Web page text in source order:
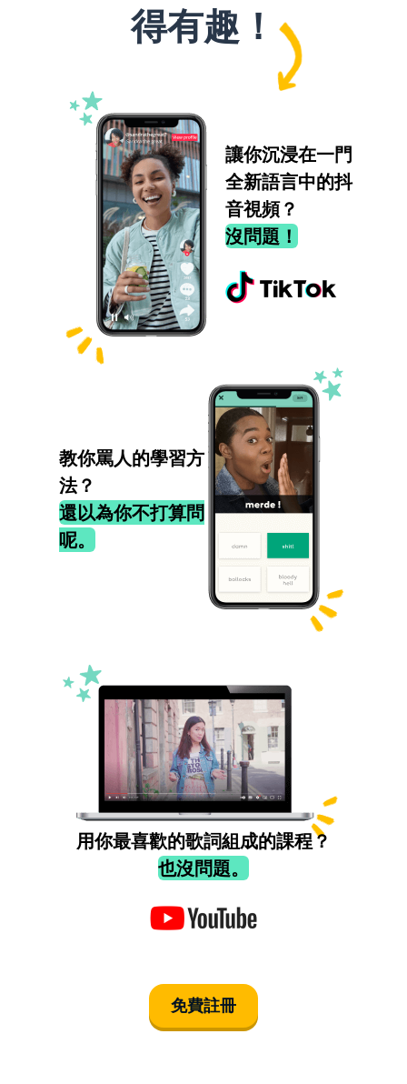
得有趣！
讓你沉浸在一門
全新語言中的抖
音視頻？
沒問題！
教你罵人的學習方
法？
還以為你不打算問
呢。
用你最喜歡的歌詞組成的課程？
也沒問題。
免費註冊